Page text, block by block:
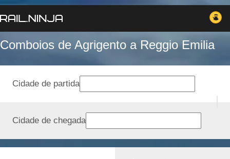
Comboios de Agrigento a Reggio Emilia
Cidade de partida
Cidade de chegada